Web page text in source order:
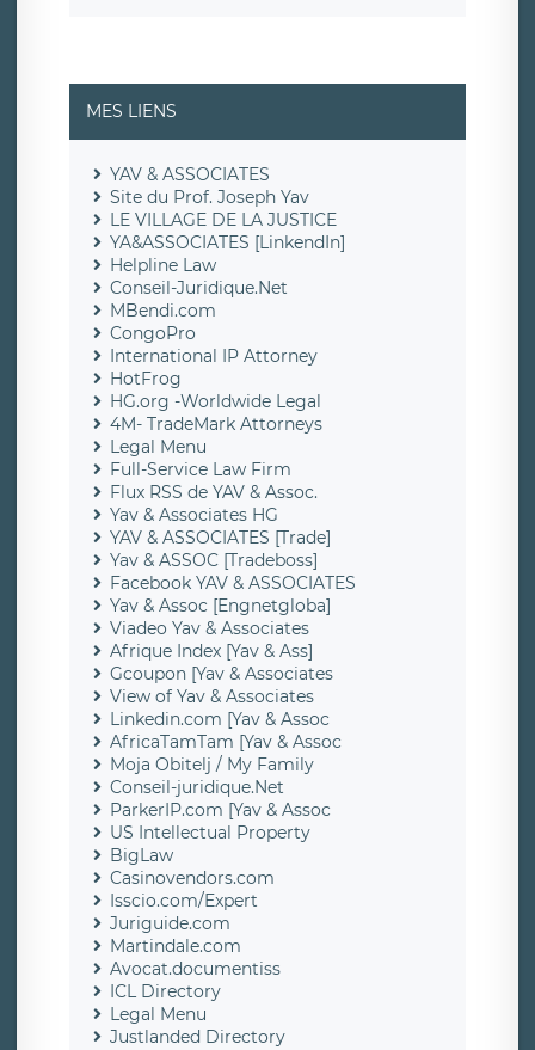
MES LIENS
YAV & ASSOCIATES
Site du Prof. Joseph Yav
LE VILLAGE DE LA JUSTICE
YA&ASSOCIATES [LinkendIn]
Helpline Law
Conseil-Juridique.Net
MBendi.com
CongoPro
International IP Attorney
HotFrog
HG.org -Worldwide Legal
4M- TradeMark Attorneys
Legal Menu
Full-Service Law Firm
Flux RSS de YAV & Assoc.
Yav & Associates HG
YAV & ASSOCIATES [Trade]
Yav & ASSOC [Tradeboss]
Facebook YAV & ASSOCIATES
Yav & Assoc [Engnetgloba]
Viadeo Yav & Associates
Afrique Index [Yav & Ass]
Gcoupon [Yav & Associates
View of Yav & Associates
Linkedin.com [Yav & Assoc
AfricaTamTam [Yav & Assoc
Moja Obitelj / My Family
Conseil-juridique.Net
ParkerIP.com [Yav & Assoc
US Intellectual Property
BigLaw
Casinovendors.com
Isscio.com/Expert
Juriguide.com
Martindale.com
Avocat.documentiss
ICL Directory
Legal Menu
Justlanded Directory